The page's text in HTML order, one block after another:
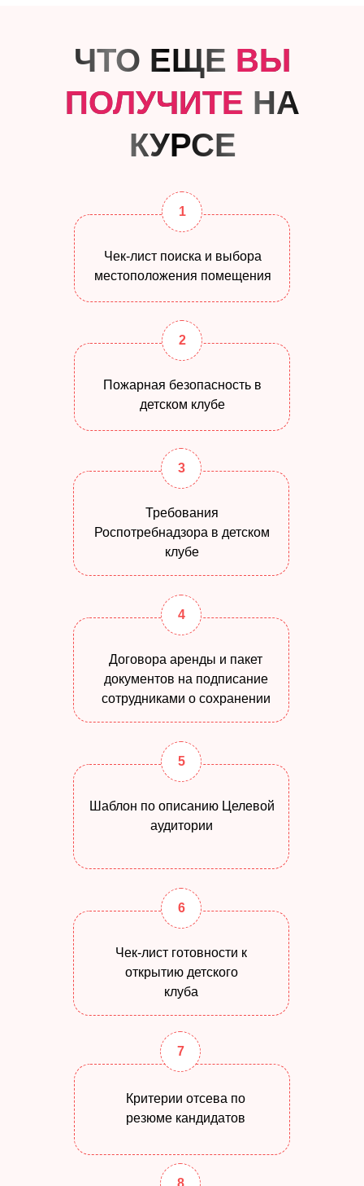
Чек-лист поиска и выбора
местоположения помещения
1
Требования
Роспотребнадзора в детском
клубе
3
Шаблон по описанию Целевой
аудитории
5
Чек-лист готовности к
открытию детского
клуба
6
2
Пожарная безопасность в
детском клубе
4
Договора аренды и пакет
документов на подписание
сотрудниками о сохранении
8
Критерии отсева по
резюме кандидатов
7
ЧТО ЕЩЕ ВЫ
ПОЛУЧИТЕ НА
КУРСЕ